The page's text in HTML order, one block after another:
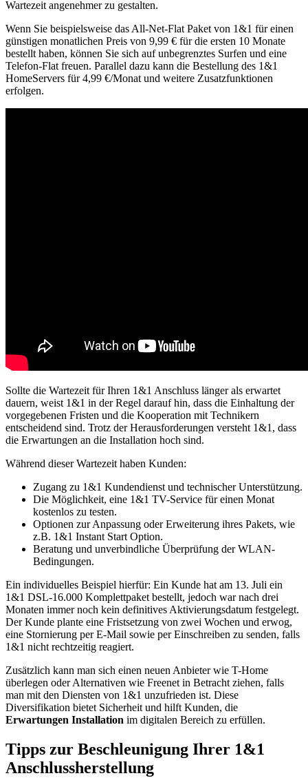
Wartezeit angenehmer zu gestalten.
Wenn Sie beispielsweise das All-Net-Flat Paket von 1&1 für einen
günstigen monatlichen Preis von 9,99 € für die ersten 10 Monate
bestellt haben, können Sie sich auf unbegrenztes Surfen und eine
Telefon-Flat freuen. Parallel dazu kann die Bestellung des 1&1
HomeServers für 4,99 €/Monat und weitere Zusatzfunktionen
erfolgen.
Sollte die Wartezeit für Ihren 1&1 Anschluss länger als erwartet
dauern, weist 1&1 in der Regel darauf hin, dass die Einhaltung der
vorgegebenen Fristen und die Kooperation mit Technikern
entscheidend sind. Trotz der Herausforderungen versteht 1&1, dass
die Erwartungen an die Installation hoch sind.
Während dieser Wartezeit haben Kunden:
Zugang zu 1&1 Kundendienst und technischer Unterstützung.
Die Möglichkeit, eine 1&1 TV-Service für einen Monat
kostenlos zu testen.
Optionen zur Anpassung oder Erweiterung ihres Pakets, wie
z.B. 1&1 Instant Start Option.
Beratung und unverbindliche Überprüfung der WLAN-
Bedingungen.
Ein individuelles Beispiel hierfür: Ein Kunde hat am 13. Juli ein
1&1 DSL-16.000 Komplettpaket bestellt, jedoch war nach drei
Monaten immer noch kein definitives Aktivierungsdatum festgelegt.
Der Kunde plante eine Fristsetzung von zwei Wochen und erwog,
eine Stornierung per E-Mail sowie per Einschreiben zu senden, falls
1&1 nicht rechtzeitig reagiert.
Zusätzlich kann man sich einen neuen Anbieter wie T-Home
überlegen oder Alternativen wie Freenet in Betracht ziehen, falls
man mit den Diensten von 1&1 unzufrieden ist. Diese
Diversifikation bietet Sicherheit und hilft Kunden, die
Erwartungen Installation im digitalen Bereich zu erfüllen.
Tipps zur Beschleunigung Ihrer 1&1
Anschlussherstellung